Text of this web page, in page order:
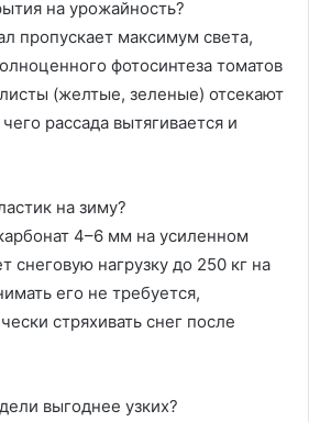
на урожайность?
пропускает максимум света,
фотосинтеза томатов
(желтые, зеленые) отсекают
рассада вытягивается и
на зиму?
4–6 мм на усиленном
снеговую нагрузку до 250 кг на
его не требуется,
стряхивать снег после
выгоднее узких?